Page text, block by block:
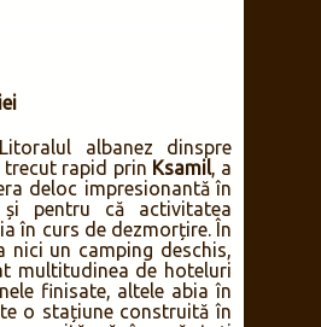
albanez dinspre
trecut rapid prin Ksamil, a
deloc impresionantă în
și pentru că activitatea
în curs de dezmorțire. În
nici un camping deschis,
multitudinea de hoteluri
finisate, altele abia în
o stațiune construită în